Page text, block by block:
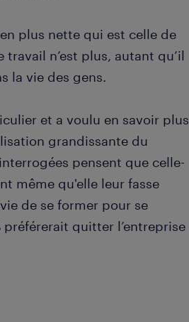
plus nette qui est celle de
n’est plus, autant qu’il
la vie des gens.
et a voulu en savoir plus
grandissante du
pensent que celle-
même qu'elle leur fasse
de se former pour se
quitter l’entreprise